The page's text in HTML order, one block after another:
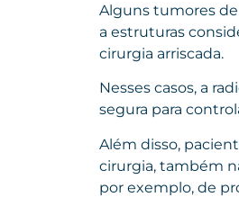
Alguns tumores
a estruturas
cirurgia arriscada.
Nesses casos, a
segura para
Além disso,
cirurgia, também
por exemplo, de